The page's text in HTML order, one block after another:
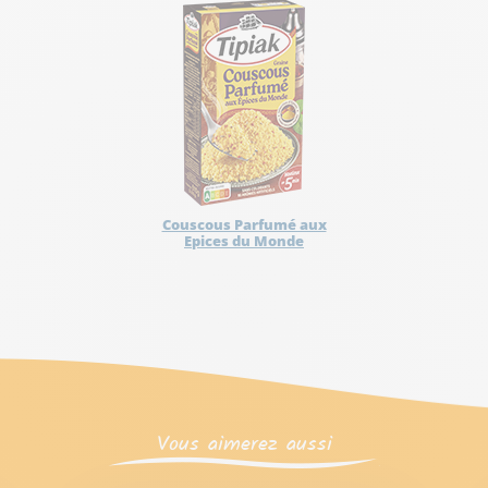
Couscous Parfumé aux
Epices du Monde
Vous aimerez aussi